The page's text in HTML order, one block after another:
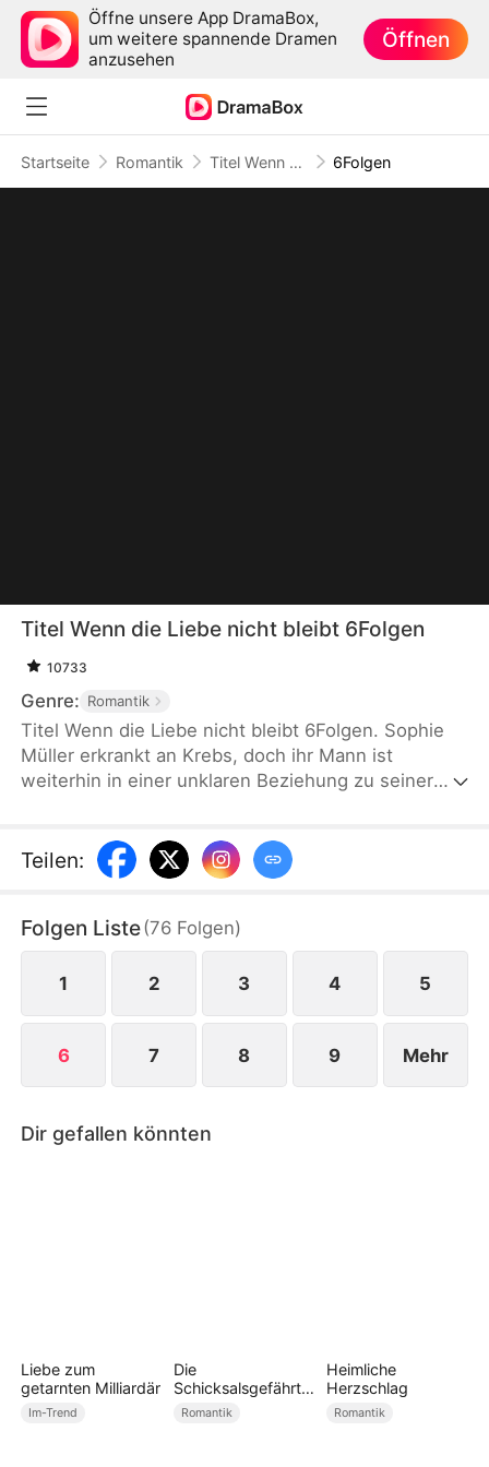
Öffne unsere App DramaBox,
um weitere spannende Dramen
anzusehen
Öffnen
Startseite Romantik Titel Wenn die Liebe nicht bleibt 6Folgen
Titel Wenn die Liebe nicht bleibt 6Folgen
10733
Genre: Romantik
Titel Wenn die Liebe nicht bleibt 6Folgen. Sophie
Müller erkrankt an Krebs, doch ihr Mann ist
weiterhin in einer unklaren Beziehung zu seiner
Wiedergeburt stellt sie fest, angesichts dieser
zweiten Chance ergreift sie entschlossen die
Schwiegermutter hinter sich und nimmt ihre
Identität als Designerin Queen wieder auf. Nach
ihrer Wiedergeburt beginnt sie ein neues Kapitel
Teilen:
Folgen Liste(76 Folgen)
1 2 3 4 5
6 7 8 9 Mehr
Dir gefallen könnten
Liebe zum
getarnten Milliardär
Im-Trend
Die
Schicksalsgefährtin
des Drachenkönigs
Romantik
Heimliche
Herzschlag
Romantik